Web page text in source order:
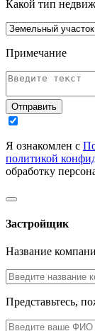
Какой тип
Примечание
Отправить
Я ознакомлен с
политикой
обработку
Застройщик
Название
Представьтесь,